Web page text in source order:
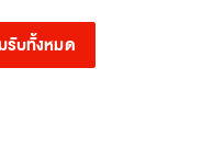
รับทั้งหมด